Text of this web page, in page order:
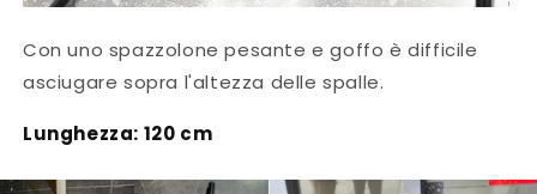
Con uno spazzolone pesante e goffo è difficile
asciugare sopra l'altezza delle spalle.
Lunghezza: 120 cm